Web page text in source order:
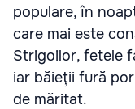
populare, în
care mai este
Strigoilor, fetele
iar băieţii fură
de măritat.